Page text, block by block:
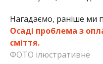
Нагадаємо, раніше ми
Осаді проблема з
сміття.
ФОТО ілюстративне